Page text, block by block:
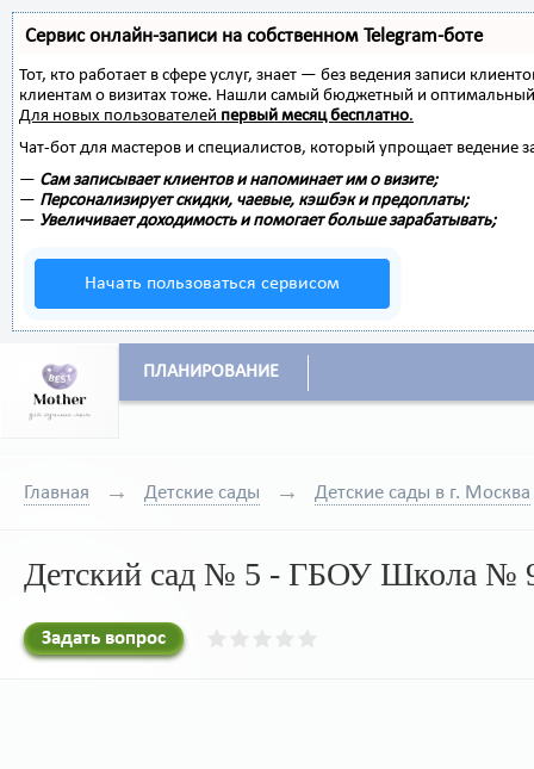
Сервис онлайн-записи на собственном Telegram-боте
Тот, кто работает в сфере услуг, знает — без ведения записи
клиентам о визитах тоже. Нашли самый бюджетный и
Для новых пользователей первый месяц бесплатно.
Чат-бот для мастеров и специалистов, который упрощает ведение
— Сам записывает клиентов и напоминает им о визите;
— Персонализирует скидки, чаевые, кэшбэк и предоплаты;
— Увеличивает доходимость и помогает больше зарабатывать;
Начать пользоваться сервисом
ПЛАНИРОВАНИЕ
Главная Детские сады Детские сады в г. Москва
Детский сад № 5 - ГБОУ Школа №
Задать вопрос